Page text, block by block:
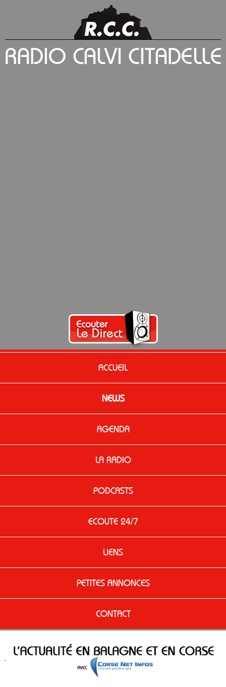
ACCUEIL
NEWS
AGENDA
LA RADIO
PODCASTS
ECOUTE 24/7
LIENS
PETITES ANNONCES
CONTACT